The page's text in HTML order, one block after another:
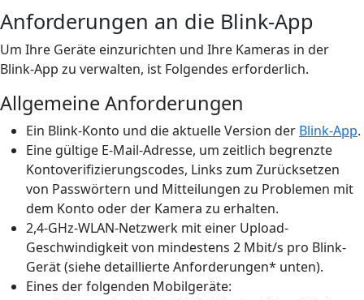
Anforderungen an die Blink-App
Um Ihre Geräte einzurichten und Ihre Kameras in der
Blink-App zu verwalten, ist Folgendes erforderlich.
Allgemeine Anforderungen
Ein Blink-Konto und die aktuelle Version der Blink-App.
Eine gültige E-Mail-Adresse, um zeitlich begrenzte
Kontoverifizierungscodes, Links zum Zurücksetzen
von Passwörtern und Mitteilungen zu Problemen mit
dem Konto oder der Kamera zu erhalten.
2,4-GHz-WLAN-Netzwerk mit einer Upload-
Geschwindigkeit von mindestens 2 Mbit/s pro Blink-
Gerät (siehe detaillierte Anforderungen* unten).
Eines der folgenden Mobilgeräte: